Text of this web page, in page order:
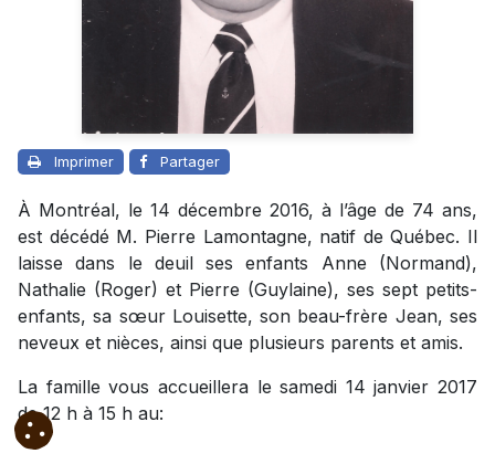
Imprimer Partager
À Montréal, le 14 décembre 2016, à l’âge de 74 ans,
est décédé M. Pierre Lamontagne, natif de Québec. Il
laisse dans le deuil ses enfants Anne (Normand),
Nathalie (Roger) et Pierre (Guylaine), ses sept petits-
enfants, sa sœur Louisette, son beau-frère Jean, ses
neveux et nièces, ainsi que plusieurs parents et amis.
La famille vous accueillera le samedi 14 janvier 2017
de 12 h à 15 h au: